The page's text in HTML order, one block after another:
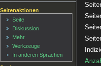
Seitenaktionen
Seite
Diskussion
Mehr
Werkzeuge
In anderen Sprachen